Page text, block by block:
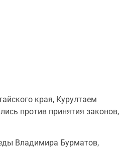
края, Курултаем
против принятия законов,
Владимира Бурматов,